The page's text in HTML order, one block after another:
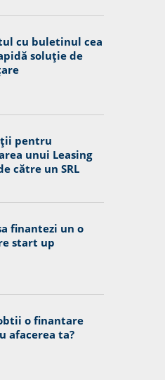
cu buletinul cea
soluție de
pentru
unui Leasing
către un SRL
finantezi un o
start up
o finantare
afacerea ta?